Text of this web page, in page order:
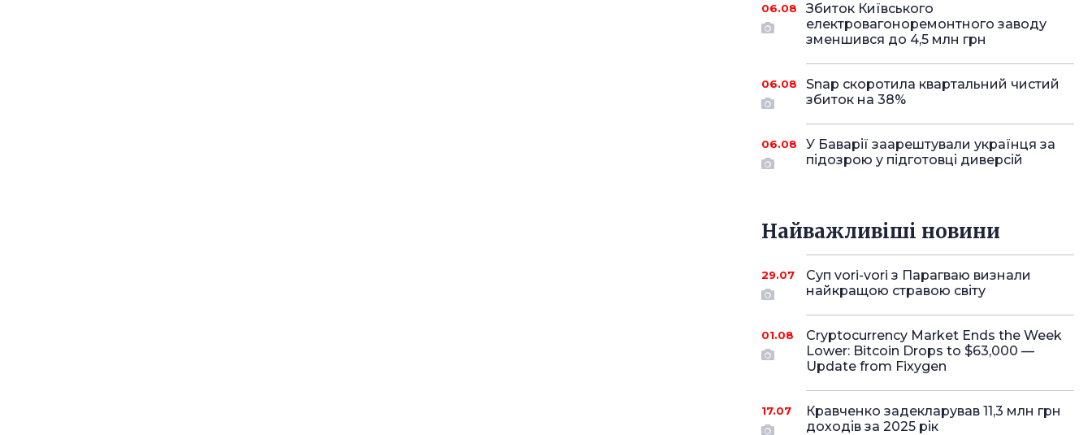
06.08
Збиток Київського
електровагоноремонтного заводу
зменшився до 4,5 млн грн
06.08
Snap скоротила квартальний чистий
збиток на 38%
06.08
У Баварії заарештували українця за
підозрою у підготовці диверсій
Найважливіші новини
29.07
Суп vori-vori з Парагваю визнали
найкращою стравою світу
01.08
Cryptocurrency Market Ends the Week
Lower: Bitcoin Drops to $63,000 —
Update from Fixygen
17.07
Кравченко задекларував 11,3 млн грн
доходів за 2025 рік